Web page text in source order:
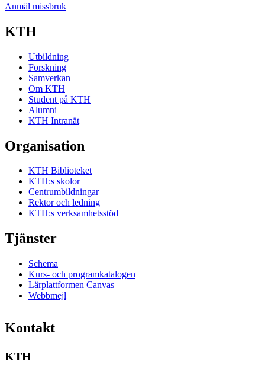
Anmäl missbruk
KTH
Utbildning
Forskning
Samverkan
Om KTH
Student på KTH
Alumni
KTH Intranät
Organisation
KTH Biblioteket
KTH:s skolor
Centrumbildningar
Rektor och ledning
KTH:s verksamhetsstöd
Tjänster
Schema
Kurs- och programkatalogen
Lärplattformen Canvas
Webbmejl
Kontakt
KTH